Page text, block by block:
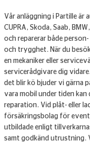
Vår anläggning i Partille är
CUPRA, Skoda, Saab,
och reparerar både
och trygghet. När du
en mekaniker eller
servicerådgivare dig
det blir kö bjuder vi gärna
vara mobil under tiden kan
reparation. Vid plåt- eller
försäkringsbolag för
utbildade enligt
samt godkänd utrustning.